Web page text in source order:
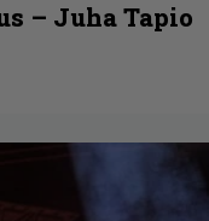
– Juha Tapio